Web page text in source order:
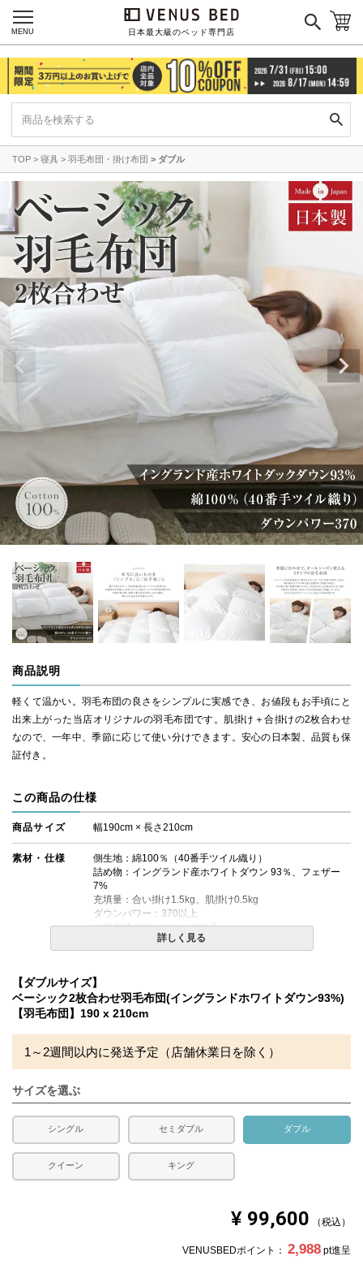
日本最大級のベッド専門店
MENU
TOP 寝具 羽毛布団・掛け布団 ダブル
商品説明
軽くて温かい。羽毛布団の良さをシンプルに実感でき、お値段もお手頃にと
出来上がった当店オリジナルの羽毛布団です。肌掛け＋合掛けの2枚合わせ
なので、一年中、季節に応じて使い分けできます。安心の日本製、品質も保
証付き。
この商品の仕様
商品サイズ 幅190cm × 長さ210cm
素材・仕様
側生地：綿100％（40番手ツイル織り）
詰め物：イングランド産ホワイトダウン 93％、フェザー
7%
充填量：合い掛け1.5kg、肌掛け0.5kg
ダウンパワー：370以上
※側生地ダウンプルーフ加工
ペアタイプ（合い掛け＋肌掛けの2枚合わせタイプ）
生産国 日本
備考
・配送日指定OK！
発生する場合がございます。また発送予定も変更になる場
合があります。
※できる限り実際の色を再現するよう心がけております
詳しく見る
【ダブルサイズ】
ベーシック2枚合わせ羽毛布団(イングランドホワイトダウン93%)
【羽毛布団】190 x 210cm
1～2週間以内に発送予定（店舗休業日を除く）
サイズを選ぶ
シングル セミダブル ダブル
クイーン キング
¥ 99,600 税込
VENUSBEDポイント： 2,988 pt進呈